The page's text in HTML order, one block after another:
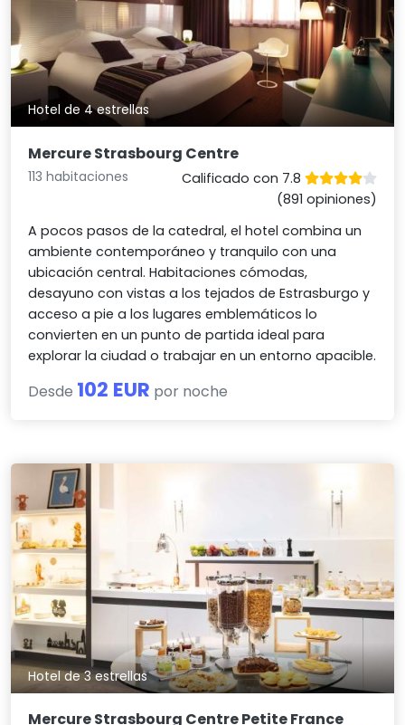
Hotel de 4 estrellas
Mercure Strasbourg Centre
113 habitaciones
Calificado con 7.8
(891 opiniones)
A pocos pasos de la catedral, el hotel combina un
ambiente contemporáneo y tranquilo con una
ubicación central. Habitaciones cómodas,
desayuno con vistas a los tejados de Estrasburgo y
acceso a pie a los lugares emblemáticos lo
convierten en un punto de partida ideal para
explorar la ciudad o trabajar en un entorno apacible.
Desde 102 EUR por noche
Hotel de 3 estrellas
Mercure Strasbourg Centre Petite France